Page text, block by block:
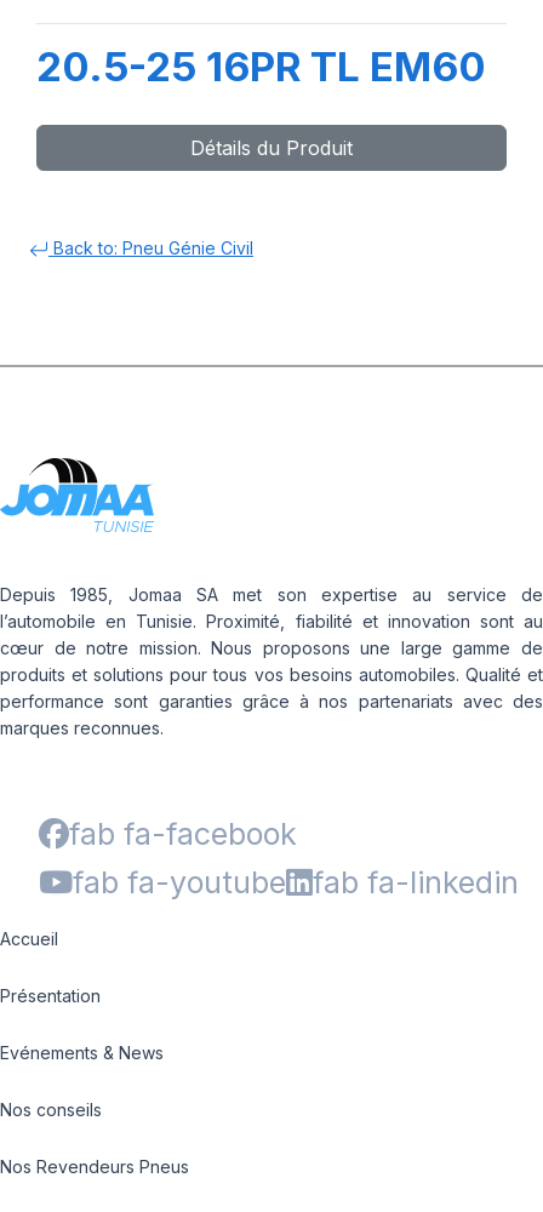
20.5-25 16PR TL EM60
Détails du Produit
Back to: Pneu Génie Civil
Depuis 1985, Jomaa SA met son expertise au service de
l’automobile en Tunisie. Proximité, fiabilité et innovation sont au
cœur de notre mission. Nous proposons une large gamme de
produits et solutions pour tous vos besoins automobiles. Qualité et
performance sont garanties grâce à nos partenariats avec des
marques reconnues.
fab fa-facebook
fab fa-youtube
fab fa-linkedin
Accueil
Présentation
Evénements & News
Nos conseils
Nos Revendeurs Pneus